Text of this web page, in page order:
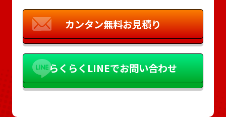
カンタン無料お見積り
らくらくLINEでお問い合わせ